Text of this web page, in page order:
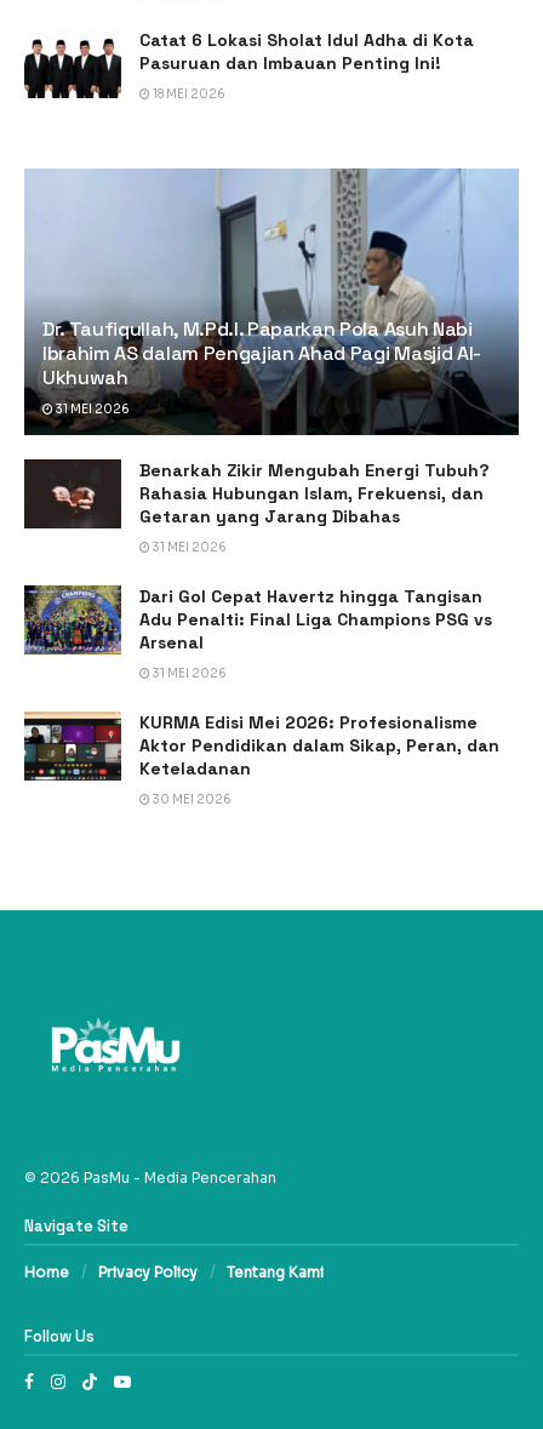
Catat 6 Lokasi Sholat Idul Adha di Kota
Pasuruan dan Imbauan Penting Ini!
18 MEI 2026
Dr. Taufiqullah, M.Pd.I. Paparkan Pola Asuh Nabi
Ibrahim AS dalam Pengajian Ahad Pagi Masjid Al-
Ukhuwah
31 MEI 2026
Benarkah Zikir Mengubah Energi Tubuh?
Rahasia Hubungan Islam, Frekuensi, dan
Getaran yang Jarang Dibahas
31 MEI 2026
Dari Gol Cepat Havertz hingga Tangisan
Adu Penalti: Final Liga Champions PSG vs
Arsenal
31 MEI 2026
KURMA Edisi Mei 2026: Profesionalisme
Aktor Pendidikan dalam Sikap, Peran, dan
Keteladanan
30 MEI 2026
© 2026 PasMu - Media Pencerahan
Navigate Site
Home Privacy Policy Tentang Kami
Follow Us